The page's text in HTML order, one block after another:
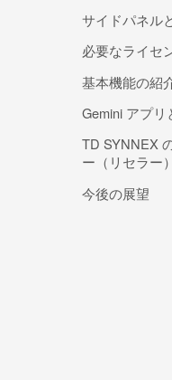
サイドパネル
必要なライセ
基本機能の紹
Gemini アプ
TD SYNNEX
ー（リセラー
今後の展望